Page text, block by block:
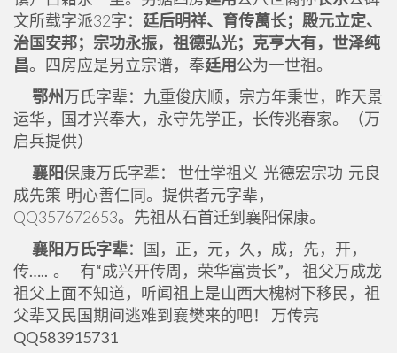
文所载字派32字： 廷后明祥、育传萬长；殿元立定、
治国安邦；宗功永振，祖德弘光；克亨大有，世泽纯
昌。四房应是另立宗谱，奉廷用公为一世祖。
鄂州万氏字辈：九重俊庆顺，宗方年秉世，昨天景
运华，国才兴奉大，永守先学正，长传兆春家。（万
启兵提供）
襄阳保康万氏字辈： 世仕学祖义 光德宏宗功 元良
成先策 明心善仁同。提供者元字辈，
QQ357672653。先祖从石首迁到襄阳保康。
襄阳万氏字辈：国，正，元，久，成，先，开，
传….. 。 有“成兴开传周，荣华富贵长”， 祖父万成龙
祖父上面不知道，听闻祖上是山西大槐树下移民，祖
父辈又民国期间逃难到襄樊来的吧！ 万传亮
QQ583915731